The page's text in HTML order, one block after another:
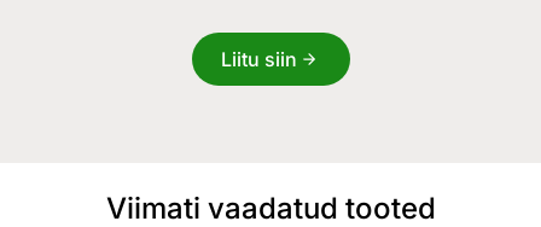
Liitu siin
Viimati vaadatud tooted